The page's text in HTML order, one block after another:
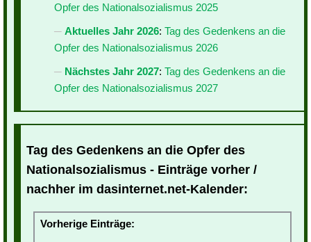
Opfer des Nationalsozialismus 2025
Aktuelles Jahr 2026: Tag des Gedenkens an die
Opfer des Nationalsozialismus 2026
Nächstes Jahr 2027: Tag des Gedenkens an die
Opfer des Nationalsozialismus 2027
Tag des Gedenkens an die Opfer des
Nationalsozialismus - Einträge vorher /
nachher im dasinternet.net-Kalender:
Vorherige Einträge: